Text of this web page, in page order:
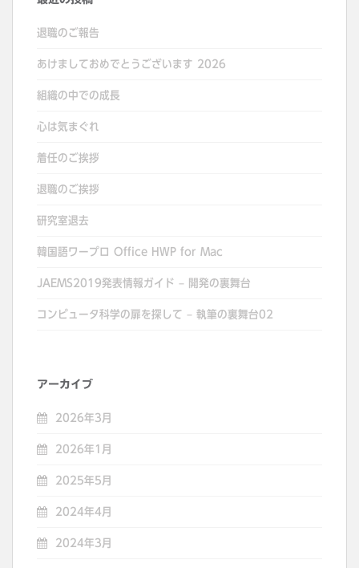
退職のご報告
あけましておめでとうございます 2026
組織の中での成長
心は気まぐれ
着任のご挨拶
退職のご挨拶
研究室退去
韓国語ワープロ Office HWP for Mac
JAEMS2019発表情報ガイド – 開発の裏舞台
コンピュータ科学の扉を探して – 執筆の裏舞台02
アーカイブ
2026年3月
2026年1月
2025年5月
2024年4月
2024年3月